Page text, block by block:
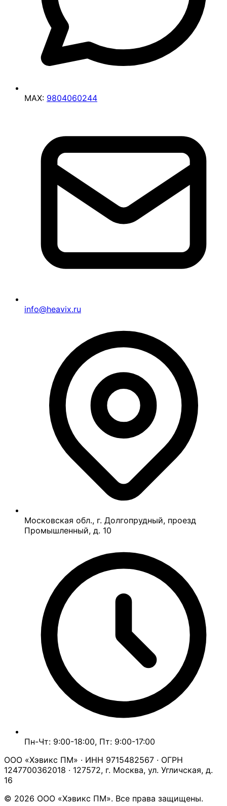
MAX: 9804060244
info@heavix.ru
Московская обл., г. Долгопрудный, проезд
Промышленный, д. 10
Пн-Чт: 9:00-18:00, Пт: 9:00-17:00
ООО «Хэвикс ПМ» · ИНН 9715482567 · ОГРН
1247700362018 · 127572, г. Москва, ул. Угличская, д.
16
© 2026 ООО «Хэвикс ПМ». Все права защищены.